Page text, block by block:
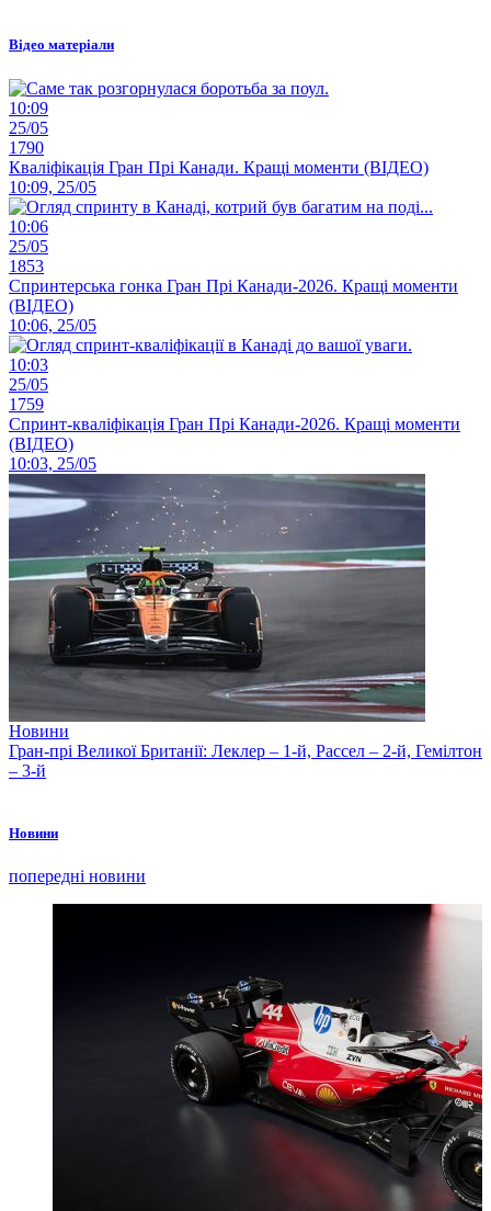
Відео матеріали
10:09
25/05
1790
Кваліфікація Гран Прі Канади. Кращі моменти (ВІДЕО)
10:09, 25/05
10:06
25/05
1853
Спринтерська гонка Гран Прі Канади-2026. Кращі моменти
(ВІДЕО)
10:06, 25/05
10:03
25/05
1759
Спринт-кваліфікація Гран Прі Канади-2026. Кращі моменти
(ВІДЕО)
10:03, 25/05
Новини
Гран-прі Великої Британії: Леклер – 1-й, Рассел – 2-й, Гемілтон
– 3-й
Новини
попередні новини